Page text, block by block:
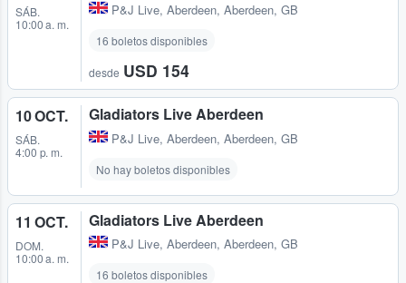
SÁB.
10:00 a. m.
P&J Live, Aberdeen, Aberdeen, GB
16 boletos disponibles
desde USD 154
10 OCT.
SÁB.
4:00 p. m.
Gladiators Live Aberdeen
P&J Live, Aberdeen, Aberdeen, GB
No hay boletos disponibles
11 OCT.
DOM.
10:00 a. m.
Gladiators Live Aberdeen
P&J Live, Aberdeen, Aberdeen, GB
16 boletos disponibles